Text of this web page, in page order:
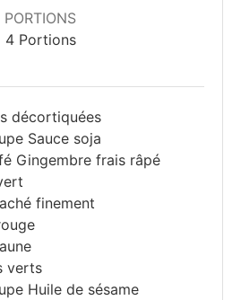
PORTIONS
4 Portions
décortiquées
Sauce soja
Gingembre frais râpé
finement
verts
Huile de sésame